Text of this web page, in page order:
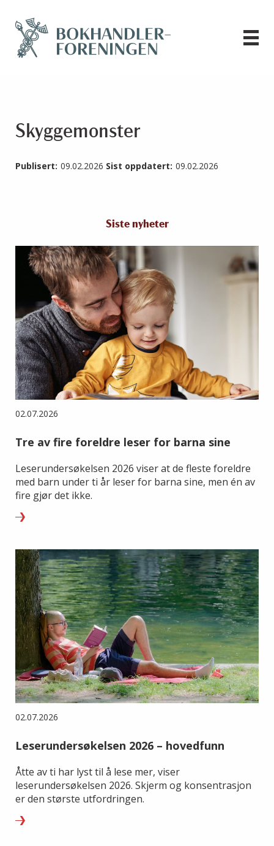
Skyggemonster
Publisert: 09.02.2026 Sist oppdatert: 09.02.2026
Siste nyheter
02.07.2026
Tre av fire foreldre leser for barna sine
Leserundersøkelsen 2026 viser at de fleste foreldre
med barn under ti år leser for barna sine, men én av
fire gjør det ikke.
02.07.2026
Leserundersøkelsen 2026 – hovedfunn
Åtte av ti har lyst til å lese mer, viser
leserundersøkelsen 2026. Skjerm og konsentrasjon
er den største utfordringen.